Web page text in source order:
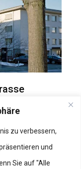
zu verbessern,
und
Sie auf "Alle